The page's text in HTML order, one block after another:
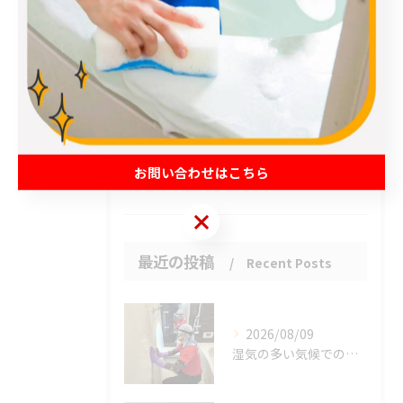
エアコン
春日部市のハウスクリーニング
草加市のハウスクリーニング
松伏町のハウスクリーニング
吉川市のハウスクリーニング
お客様の声
最近の投稿 Recent Posts
2026/08/09
湿気の多い気候での課題。
お問い合わせはこちら
お問い合わせはこちら